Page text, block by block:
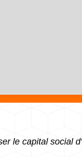
le capital social